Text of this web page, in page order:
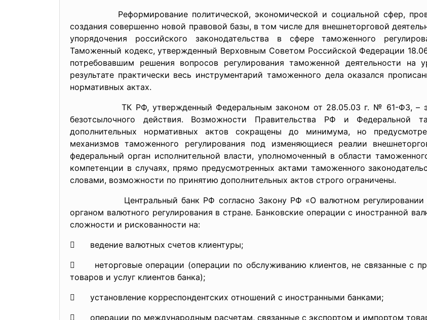
Реформирование политической, экономической и социальной сфер,
создания совершенно новой правовой базы, в том числе для внешнеторговой
упорядочения российского законодательства в сфере таможенного
Таможенный кодекс, утвержденный Верховным Советом Российской Федерации
потребовавшим решения вопросов регулирования таможенной деятельности
результате практически весь инструментарий таможенного дела оказался
нормативных актах.
ТК РФ, утвержденный Федеральным законом от 28.05.03 г. № 61-ФЗ, – это
безотсылочного действия. Возможности Правительства РФ и Федеральной
дополнительных нормативных актов сокращены до минимума, но
механизмов таможенного регулирования под изменяющиеся реалии
федеральный орган исполнительной власти, уполномоченный в области
компетенции в случаях, прямо предусмотренных актами таможенного
словами, возможности по принятию дополнительных актов строго ограничены.
Центральный банк РФ согласно Закону РФ «О валютном регулировании и
органом валютного регулирования в стране. Банковские операции с иностранной
сложности и рискованности на:
 ведение валютных счетов клиентуры;
 неторговые операции (операции по обслуживанию клиентов, не связанные с
товаров и услуг клиентов банка);
 установление корреспондентских отношений с иностранными банками;
 операции по международным расчетам, связанные с экспортом и импортом